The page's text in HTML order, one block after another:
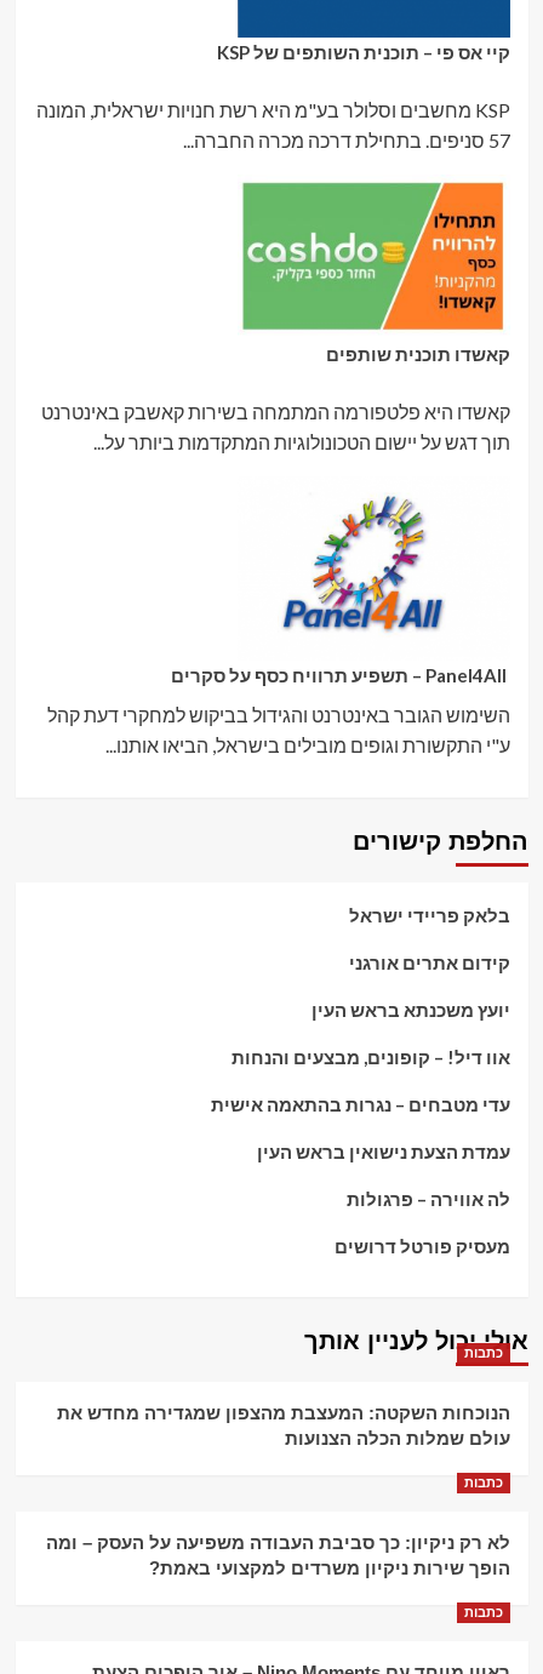
קיי אס פי – תוכנית השותפים של KSP
KSP מחשבים וסלולר בע"מ היא רשת חנויות ישראלית, המונה
57 סניפים. בתחילת דרכה מכרה החברה...
קאשדו תוכנית שותפים
קאשדו היא פלטפורמה המתמחה בשירות קאשבק באינטרנט
תוך דגש על יישום הטכונולוגיות המתקדמות ביותר על...
השימוש הגובר באינטרנט והגידול בביקוש למחקרי דעת קהל
ע"י התקשורת וגופים מובילים בישראל, הביאו אותנו...
החלפת קישורים
בלאק פריידי ישראל
קידום אתרים אורגני
יועץ משכנתא בראש העין
אוו דיל! – קופונים, מבצעים והנחות
עדי מטבחים – נגרות בהתאמה אישית
עמדת הצעת נישואין בראש העין
לה אווירה – פרגולות
מעסיק פורטל דרושים
אולי יכול לעניין אותך
כתבות
הנוכחות השקטה: המעצבת מהצפון שמגדירה מחדש את
עולם שמלות הכלה הצנועות
כתבות
לא רק ניקיון: כך סביבת העבודה משפיעה על העסק – ומה
הופך שירות ניקיון משרדים למקצועי באמת?
כתבות